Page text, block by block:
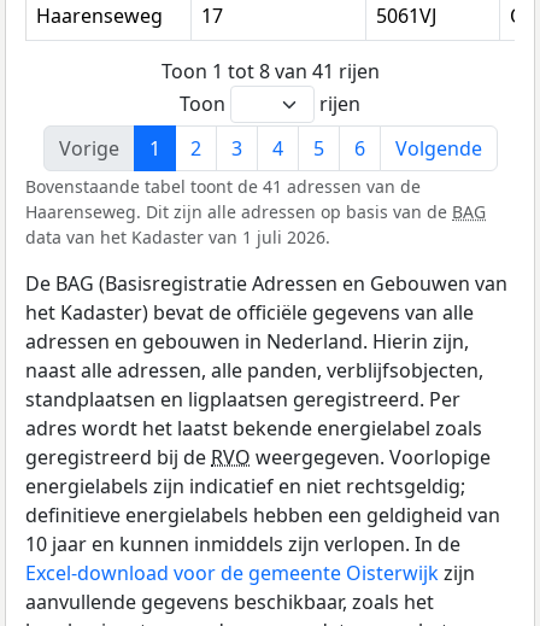
Haarenseweg 17 5061VJ
Toon 1 tot 8 van 41 rijen
Toon
rijen
Vorige
1 2 3 4 5 6 Volgende
Bovenstaande tabel toont de 41 adressen van de
Haarenseweg. Dit zijn alle adressen op basis van de BAG
data van het Kadaster van 1 juli 2026.
De BAG (Basisregistratie Adressen en Gebouwen van
het Kadaster) bevat de officiële gegevens van alle
adressen en gebouwen in Nederland. Hierin zijn,
naast alle adressen, alle panden, verblijfsobjecten,
standplaatsen en ligplaatsen geregistreerd. Per
adres wordt het laatst bekende energielabel zoals
geregistreerd bij de RVO weergegeven. Voorlopige
energielabels zijn indicatief en niet rechtsgeldig;
definitieve energielabels hebben een geldigheid van
10 jaar en kunnen inmiddels zijn verlopen. In de
Excel-download voor de gemeente Oisterwijkzijn
aanvullende gegevens beschikbaar, zoals het